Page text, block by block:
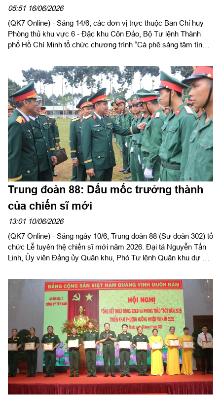
tiêu
05:51 16/06/2026
(QK7 Online) - Sáng 14/6, các đơn vị trực thuộc Ban Chỉ huy
Phòng thủ khu vực 6 - Đặc khu Côn Đảo, Bộ Tư lệnh Thành
phố Hồ Chí Minh tổ chức chương trình “Cà phê sáng tâm tình
khi đơn vị tiếp nhận hơn 100 chiến sĩ hoàn thành 3 tháng huấn
luyện chiến sĩ mới về nhận nhiệm vụ tại Côn Đảo.
Trung đoàn 88: Dấu mốc trưởng thành
của chiến sĩ mới
13:01 10/06/2026
(QK7 Online) - Sáng ngày 10/6, Trung đoàn 88 (Sư đoàn 302) tổ
chức Lễ tuyên thệ chiến sĩ mới năm 2026. Đại tá Nguyễn Tấn
Linh, Ủy viên Đảng ủy Quân khu, Phó Tư lệnh Quân khu dự và
Chủ nhiệm Chính trị Quân khu cùng thủ trưởng các phòng
chức năng Quân khu.